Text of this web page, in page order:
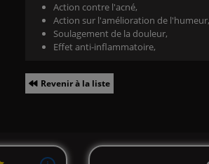
Action contre l'acné,
Action sur l'amélioration de l'humeur,
Soulagement de la douleur,
Effet anti-inflammatoire,
Revenir à la liste